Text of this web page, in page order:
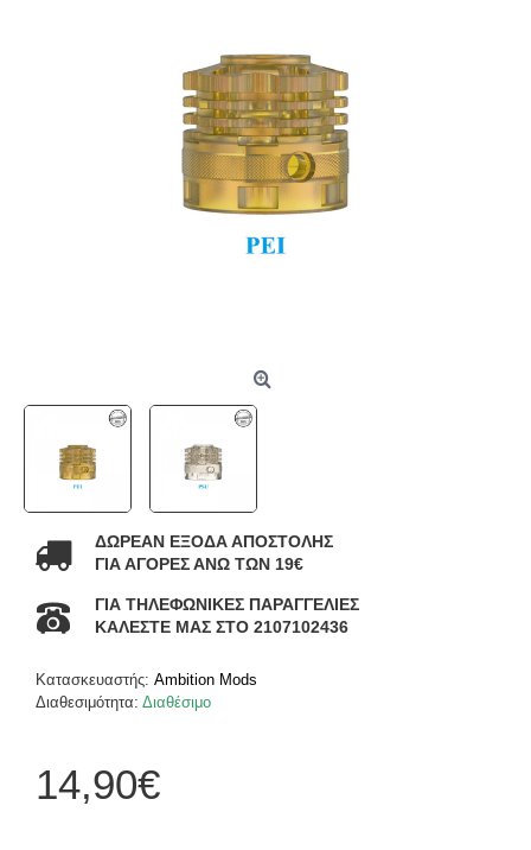
ΔΩΡΕΑΝ ΕΞΟΔΑ ΑΠΟΣΤΟΛΗΣ
ΓΙΑ ΑΓΟΡΕΣ ΑΝΩ ΤΩΝ 19€
ΓΙΑ ΤΗΛΕΦΩΝΙΚΕΣ ΠΑΡΑΓΓΕΛΙΕΣ
ΚΑΛΕΣΤΕ ΜΑΣ ΣΤΟ 2107102436
Κατασκευαστής: Ambition Mods
Διαθεσιμότητα: Διαθέσιμο
14,90€